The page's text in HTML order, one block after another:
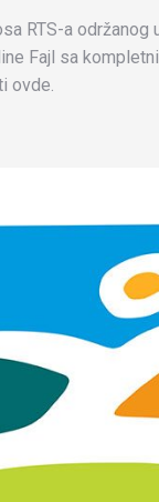
RTS-a održanog
Fajl sa
ovde.